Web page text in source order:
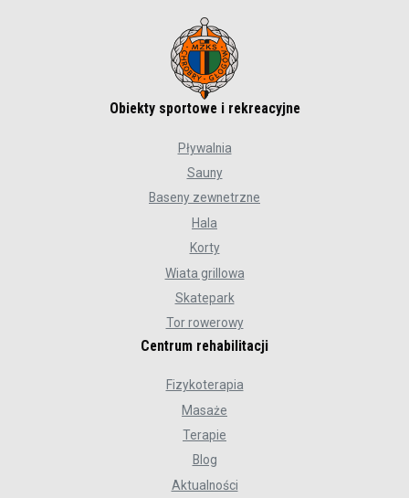
Obiekty sportowe i rekreacyjne
Pływalnia
Sauny
Baseny zewnetrzne
Hala
Korty
Wiata grillowa
Skatepark
Tor rowerowy
Centrum rehabilitacji
Fizykoterapia
Masaże
Terapie
Blog
Aktualności